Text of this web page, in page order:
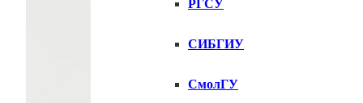
РГСУ
СИБГИУ
СмолГУ